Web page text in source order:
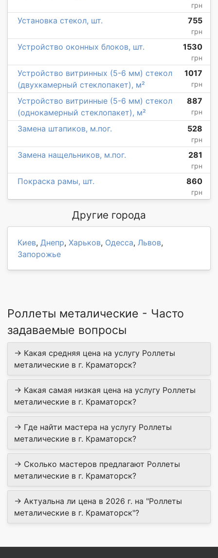
грн
Установка стекол, шт. 755
грн
Устройство оконных блоков, шт. 1530
грн
Устройство витринных (5-6 мм) стекол
(двухкамерный стеклопакет), м²
1017
грн
Устройство витринные (5-6 мм) стекол
(однокамерный стеклопакет), м²
887
грн
Замена штапиков, м.пог. 528
грн
Замена нащельников, м.пог. 281
грн
Покраска рамы, шт. 860
грн
Другие города
Киев, Днепр, Харьков, Одесса, Львов,
Запорожье
Роллеты металические - Часто
задаваемые вопросы
→ Какая средняя цена на услугу Роллеты
металические в г. Краматорск?
→ Какая самая низкая цена на услугу Роллеты
металические в г. Краматорск?
→ Где найти мастера на услугу Роллеты
металические в г. Краматорск?
→ Сколько мастеров предлагают Роллеты
металические в г. Краматорск?
→ Актуальна ли цена в 2026 г. на "Роллеты
металические в г. Краматорск"?